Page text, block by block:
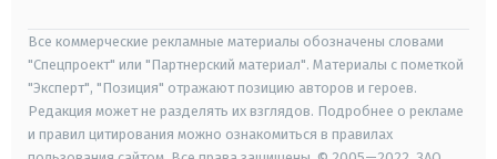
Все коммерческие рекламные материалы обозначены словами
"Спецпроект" или "Партнерский материал". Материалы с пометкой
"Эксперт", "Позиция" отражают позицию авторов и героев.
Редакция может не разделять их взглядов. Подробнее о рекламе
и правил цитирования можно ознакомиться в правилах